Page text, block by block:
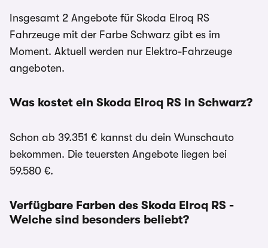
Insgesamt 2 Angebote für Skoda Elroq RS
Fahrzeuge mit der Farbe Schwarz gibt es im
Moment. Aktuell werden nur Elektro-Fahrzeuge
angeboten.
Was kostet ein Skoda Elroq RS in Schwarz?
Schon ab 39.351 € kannst du dein Wunschauto
bekommen. Die teuersten Angebote liegen bei
59.580 €.
Verfügbare Farben des Skoda Elroq RS -
Welche sind besonders beliebt?